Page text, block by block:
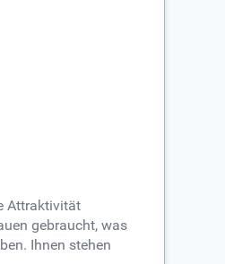
Attraktivität
gebraucht, was
Ihnen stehen